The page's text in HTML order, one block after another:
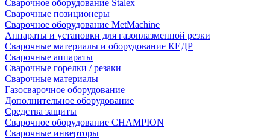
Сварочное оборудование Stalex
Сварочные позиционеры
Сварочное оборудование MetMachine
Аппараты и установки для газоплазменной резки
Сварочные материалы и оборудование КЕДР
Сварочные аппараты
Сварочные горелки / резаки
Сварочные материалы
Газосварочное оборудование
Дополнительное оборудование
Средства защиты
Сварочное оборудование CHAMPION
Сварочные инверторы